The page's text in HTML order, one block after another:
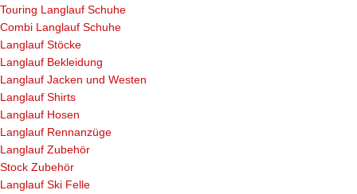
Touring Langlauf Schuhe
Combi Langlauf Schuhe
Langlauf Stöcke
Langlauf Bekleidung
Langlauf Jacken und Westen
Langlauf Shirts
Langlauf Hosen
Langlauf Rennanzüge
Langlauf Zubehör
Stock Zubehör
Langlauf Ski Felle